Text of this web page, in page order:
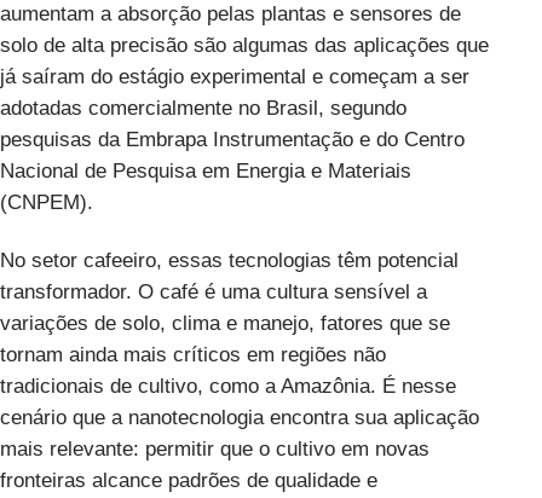
aumentam a absorção pelas plantas e sensores de
solo de alta precisão são algumas das aplicações que
já saíram do estágio experimental e começam a ser
adotadas comercialmente no Brasil, segundo
pesquisas da Embrapa Instrumentação e do Centro
Nacional de Pesquisa em Energia e Materiais
(CNPEM).
No setor cafeeiro, essas tecnologias têm potencial
transformador. O café é uma cultura sensível a
variações de solo, clima e manejo, fatores que se
tornam ainda mais críticos em regiões não
tradicionais de cultivo, como a Amazônia. É nesse
cenário que a nanotecnologia encontra sua aplicação
mais relevante: permitir que o cultivo em novas
fronteiras alcance padrões de qualidade e